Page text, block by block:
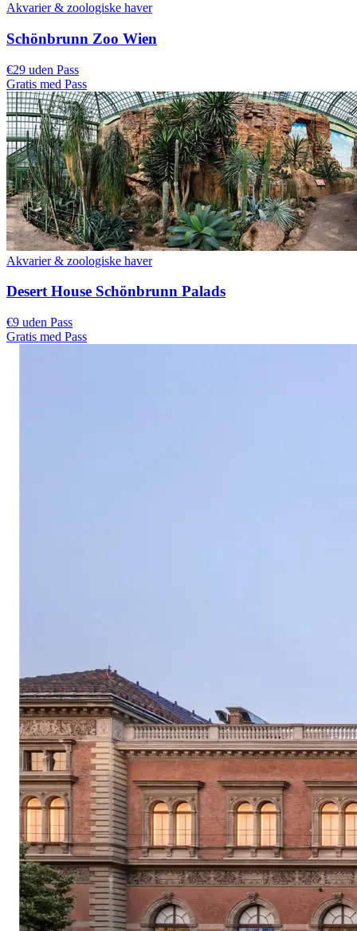
Akvarier & zoologiske haver
Schönbrunn Zoo Wien
€29 uden Pass
Gratis med Pass
Akvarier & zoologiske haver
Desert House Schönbrunn Palads
€9 uden Pass
Gratis med Pass